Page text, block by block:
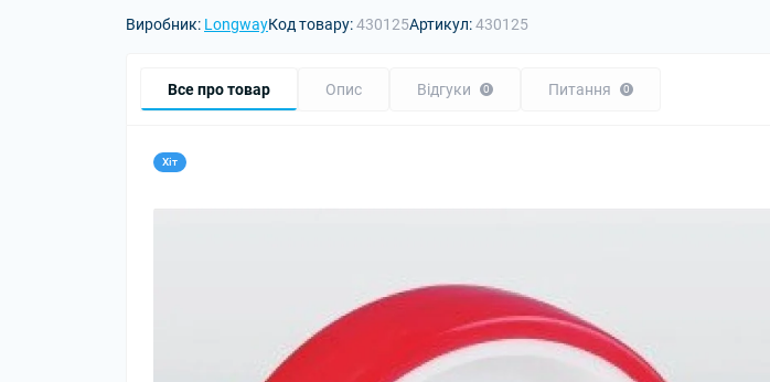
Виробник: LongwayКод товару:430125Артикул:430125
Все про товар Опис Відгуки 0 Питання 0
Хіт